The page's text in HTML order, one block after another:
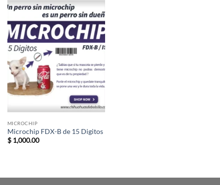
MICROCHIP
Microchip FDX-B de 15 Digitos
$1,000.00